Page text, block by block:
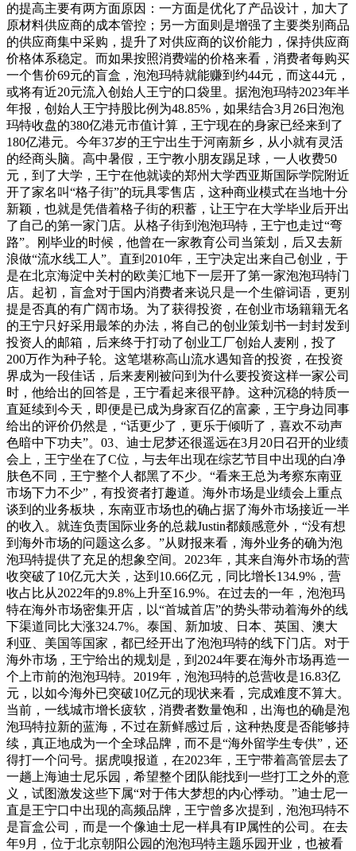
的提高主要有两方面原因：一方面是优化了产品设计，加大了
原材料供应商的成本管控；另一方面则是增强了主要类别商品
的供应商集中采购，提升了对供应商的议价能力，保持供应商
价格体系稳定。而如果按照消费端的价格来看，消费者每购买
一个售价69元的盲盒，泡泡玛特就能赚到约44元，而这44元，
或将有近20元流入创始人王宁的口袋里。据泡泡玛特2023年半
年报，创始人王宁持股比例为48.85%，如果结合3月26日泡泡
玛特收盘的380亿港元市值计算，王宁现在的身家已经来到了
180亿港元。今年37岁的王宁出生于河南新乡，从小就有灵活
的经商头脑。高中暑假，王宁教小朋友踢足球，一人收费50
元，到了大学，王宁在他就读的郑州大学西亚斯国际学院附近
开了家名叫“格子街”的玩具零售店，这种商业模式在当地十分
新颖，也就是凭借着格子街的积蓄，让王宁在大学毕业后开出
了自己的第一家门店。从格子街到泡泡玛特，王宁也走过“弯
路”。刚毕业的时候，他曾在一家教育公司当策划，后又去新
浪做“流水线工人”。直到2010年，王宁决定出来自己创业，于
是在北京海淀中关村的欧美汇地下一层开了第一家泡泡玛特门
店。起初，盲盒对于国内消费者来说只是一个生僻词语，更别
提是否真的有广阔市场。为了获得投资，在创业市场籍籍无名
的王宁只好采用最笨的办法，将自己的创业策划书一封封发到
投资人的邮箱，后来终于打动了创业工厂创始人麦刚，投了
200万作为种子轮。这笔堪称高山流水遇知音的投资，在投资
界成为一段佳话，后来麦刚被问到为什么要投资这样一家公司
时，他给出的回答是，王宁看起来很平静。这种沉稳的特质一
直延续到今天，即便是已成为身家百亿的富豪，王宁身边同事
给出的评价仍然是，“话更少了，更乐于倾听了，喜欢不动声
色暗中下功夫”。03、迪士尼梦还很遥远在3月20日召开的业绩
会上，王宁坐在了C位，与去年出现在综艺节目中出现的白净
肤色不同，王宁整个人都黑了不少。“看来王总为考察东南亚
市场下力不少”，有投资者打趣道。海外市场是业绩会上重点
谈到的业务板块，东南亚市场也的确占据了海外市场接近一半
的收入。就连负责国际业务的总裁Justin都颇感意外，“没有想
到海外市场的问题这么多。”从财报来看，海外业务的确为泡
泡玛特提供了充足的想象空间。2023年，其来自海外市场的营
收突破了10亿元大关，达到10.66亿元，同比增长134.9%，营
收占比从2022年的9.8%上升至16.9%。在过去的一年，泡泡玛
特在海外市场密集开店，以“首城首店”的势头带动着海外的线
下渠道同比大涨324.7%。泰国、新加坡、日本、英国、澳大
利亚、美国等国家，都已经开出了泡泡玛特的线下门店。对于
海外市场，王宁给出的规划是，到2024年要在海外市场再造一
个上市前的泡泡玛特。2019年，泡泡玛特的总营收是16.83亿
元，以如今海外已突破10亿元的现状来看，完成难度不算大。
当前，一线城市增长疲软，消费者数量饱和，出海也的确是泡
泡玛特拉新的蓝海，不过在新鲜感过后，这种热度是否能够持
续，真正地成为一个全球品牌，而不是“海外留学生专供”，还
得打一个问号。据虎嗅报道，在2023年，王宁带着高管层去了
一趟上海迪士尼乐园，希望整个团队能找到一些打工之外的意
义，试图激发这些下属“对于伟大梦想的内心悸动。”迪士尼一
直是王宁口中出现的高频品牌，王宁曾多次提到，泡泡玛特不
是盲盒公司，而是一个像迪士尼一样具有IP属性的公司。在去
年9月，位于北京朝阳公园的泡泡玛特主题乐园开业，也被看